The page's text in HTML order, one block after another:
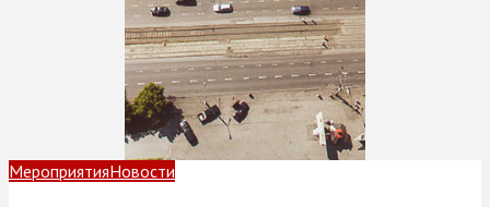
МероприятияНовости